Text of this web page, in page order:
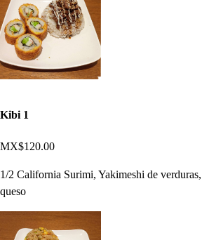
Kibi 1
MX$120.00
1/2 California Surimi, Yakimeshi de
queso